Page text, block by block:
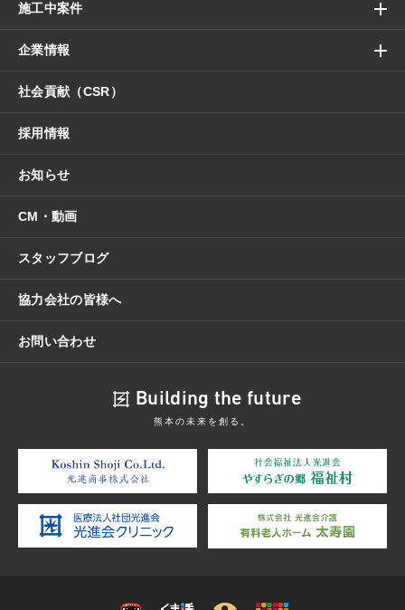
施工中案件
企業情報
社会貢献（CSR）
採用情報
お知らせ
CM・動画
スタッフブログ
協力会社の皆様へ
お問い合わせ
Building the future
熊本の未来を創る。